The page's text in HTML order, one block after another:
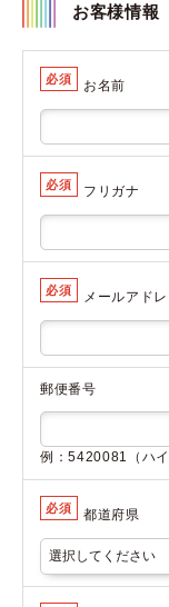
お客様情報
必須 お名前
必須 フリガナ
必須 メールアドレ
郵便番号
例：5420081（ハイ
必須 都道府県